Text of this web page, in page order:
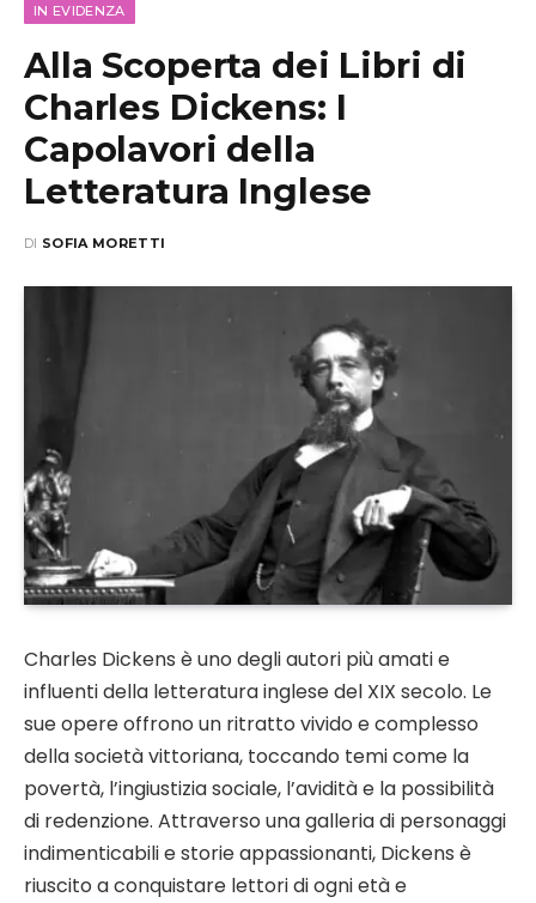
IN EVIDENZA
Alla Scoperta dei Libri di
Charles Dickens: I
Capolavori della
Letteratura Inglese
DI SOFIA MORETTI
Charles Dickens è uno degli autori più amati e
influenti della letteratura inglese del XIX secolo. Le
sue opere offrono un ritratto vivido e complesso
della società vittoriana, toccando temi come la
povertà, l’ingiustizia sociale, l’avidità e la possibilità
di redenzione. Attraverso una galleria di personaggi
indimenticabili e storie appassionanti, Dickens è
riuscito a conquistare lettori di ogni età e